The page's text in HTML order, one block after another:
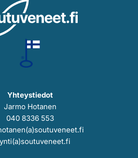
Yhteystiedot
Jarmo Hotanen
040 8336 553